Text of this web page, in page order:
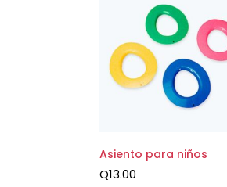
Asiento para niños
Q13.00